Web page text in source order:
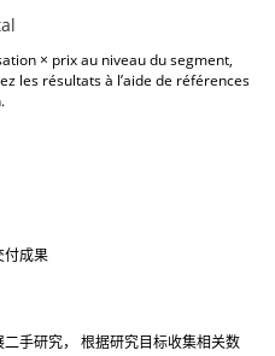
× prix au niveau du segment,
les résultats à l’aide de références
付成果
手研究， 根据研究目标收集相关数